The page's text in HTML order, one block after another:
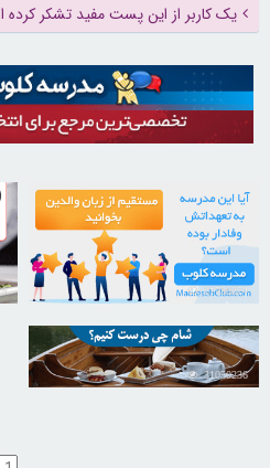
یک کاربر از این پست مفید تشکر
21738374
31050236